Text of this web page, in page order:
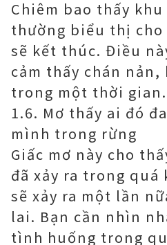
Chiêm bao thấy
thường biểu thị
sẽ kết thúc. Điều
cảm thấy chán
trong một thời gian.
1.6. Mơ thấy ai đó
mình trong rừng
Giấc mơ này cho
đã xảy ra trong quá
sẽ xảy ra một lần
lai. Bạn cần nhìn
tình huống trong